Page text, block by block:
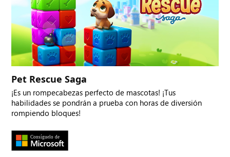
Pet Rescue Saga
¡Es un rompecabezas perfecto de mascotas! ¡Tus
habilidades se pondrán a prueba con horas de diversión
rompiendo bloques!